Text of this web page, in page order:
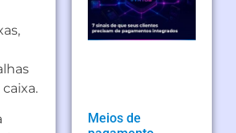
Meios de